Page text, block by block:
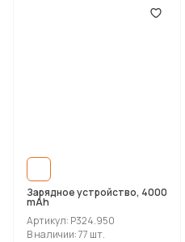
Зарядное устройство, 4000
mAh
Артикул: P324.950
В наличии: 77 шт.